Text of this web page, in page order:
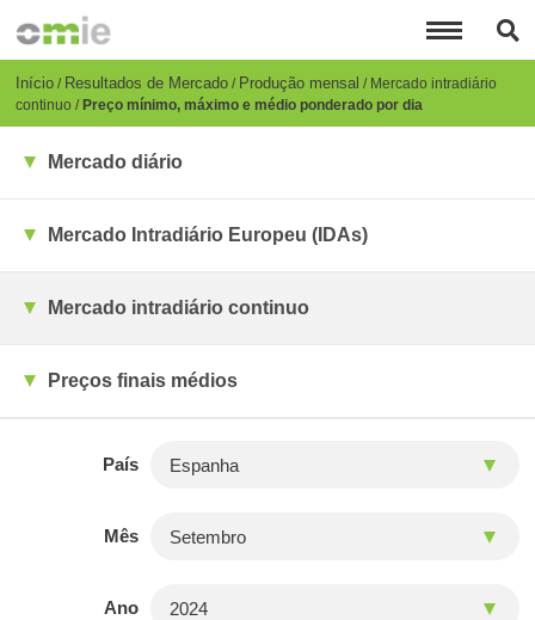
para
conteúdo
principal
Breadcrumb
Início Resultados de Mercado Produção mensal
Mercado intradiário
continuo Preço mínimo, máximo e médio ponderado por dia
Mercado diário
Mercado Intradiário Europeu (IDAs)
Mercado intradiário continuo
Preços finais médios
País
Mês
Ano